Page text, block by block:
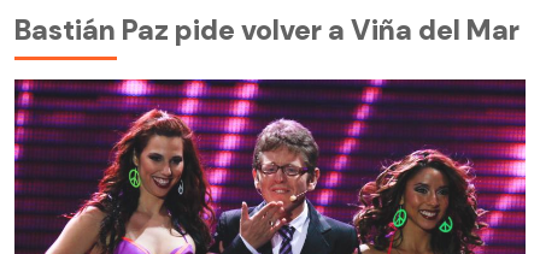
Bastián Paz pide volver a Viña del Mar